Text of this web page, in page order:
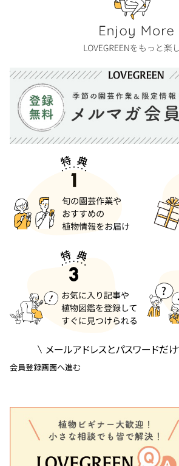
メールアドレスとパスワードだ
会員登録画面へ進む